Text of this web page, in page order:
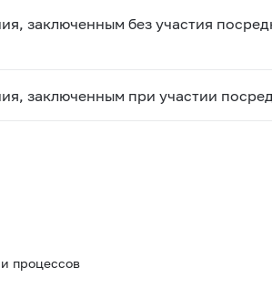
заключенным без участия
заключенным при участии
процессов